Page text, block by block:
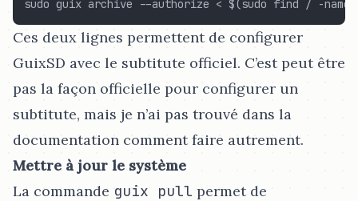
sudo guix archive --authorize < $(sudo find / -name
Ces deux lignes permettent de configurer
GuixSD avec le subtitute officiel. C’est peut être
pas la façon officielle pour configurer un
subtitute, mais je n’ai pas trouvé dans la
documentation comment faire autrement.
Mettre à jour le système
La commande guix pull permet de